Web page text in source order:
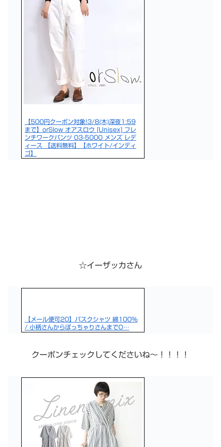
【500円クーポン対象!3/8(木)深夜1:59
まで】orSlow オアスロウ [Unisex] フレ
ンチワークパンツ 03-5000 メンズ レデ
ィース 【送料無料】【ホワイト/インディ
ゴ】
☆イーザッカさん
【メール便可20】バスクシャツ 綿100％
/ 小柄さんからぽっちゃりさんまでO…
クーポンチェックしてくださいね〜！！！！